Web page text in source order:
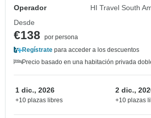
Operador
HI Travel South
Desde
€138
por persona
Regístrate para acceder a los descuentos
Precio basado en una habitación privada
1 dic., 2026
+10 plazas libres
2 dic.,
+10 plazas